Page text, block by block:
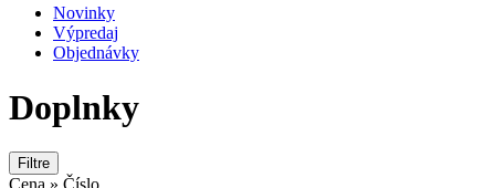
Novinky
Výpredaj
Objednávky
Doplnky
Filtre